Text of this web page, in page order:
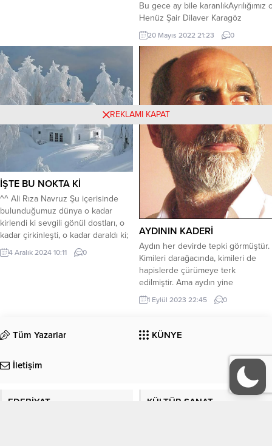
312-3101489 adresinde, Altındağ
Belediyesi ile Bir İz Edebiyat Kültür
Sanat ve Eğitim Derneği...
Bu gece ay bile
Henüz Şair Dilaver Karagöz
20 Mayıs 2022 21:23 0
İŞTE BU NOKTA Kİ
^^ Ali Rıza Navruz Şu içerisinde
bulunduğumuz dünya o kadar
kirlendi ki sevgili gönül dostları, o
kadar çirkinleşti, o kadar daraldı ki;
bu kirlenmenin, bu çirkinliğin bu
kabalığın önünü eğer ki şiirle
4 Aralık 2024 10:11 0
AYDININ KADERİ
Aydın her devirde tepki görmüştür.
Kimileri darağacında, kimileri de
hapislerde çürümeye terk
edilmiştir. Ama aydın yine
susmamıştır…Aydına göre susmak
nerede başlar, nerede biter?
tarafsızlık ister. Aydının amacı
insanlarla olayları doğru tespit
etmek ve tespit ettikleri doğruları
okuyucularına iletmektir. Daha
doğrusu görevi çağdaşlarına
kılavuzluk etmek, çağdaşlarının...
1 Eylül 2023 22:45 0
Tüm Yazarlar KÜNYE
İletişim
EDEBİYAT KÜLTÜR-SANAT
REKLAMI KAPAT